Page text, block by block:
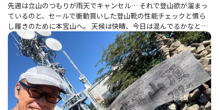
先週は立山のつもりが雨天でキャンセル… それで登山欲が溜まっ
ているのと、セールで衝動買いした登山靴の性能チェックと慣ら
し履きのために本宮山へ。 天候は快晴、今日は混んでるかなと思
ったけど駐車場にとまっている車は意外と少ない…暑すぎるから
かな？ 慣れた道、普段のペースで上がりましたが登山靴の方は想
像以上に快適！ ズレもなく、違和感もなく、そして望んでたちょ
っと硬めのソールという条件もクリア！ これで前回の甲斐駒登っ
てみたいなあ…